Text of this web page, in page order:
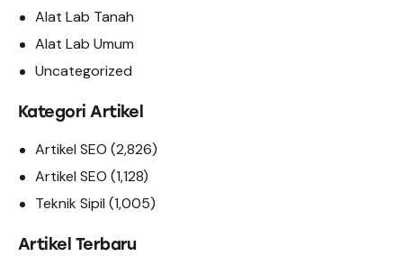
Alat Lab Tanah
Alat Lab Umum
Uncategorized
Kategori Artikel
Artikel SEO (2,826)
Artikel SEO (1,128)
Teknik Sipil (1,005)
Artikel Terbaru